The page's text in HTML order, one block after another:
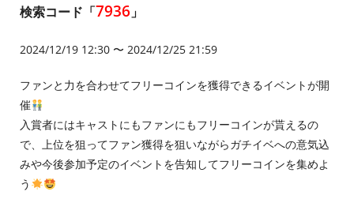
検索コード「7936 」
2024/12/19 12:30 〜 2024/12/25 21:59
ファンと力を合わせてフリーコインを獲得できるイベントが開
催
入賞者にはキャストにもファンにもフリーコインが貰えるの
で、上位を狙ってファン獲得を狙いながらガチイベへの意気込
みや今後参加予定のイベントを告知してフリーコインを集めよ
う